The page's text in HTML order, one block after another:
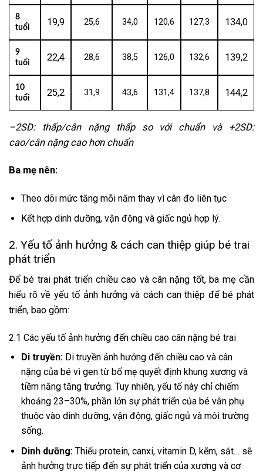
8
tuổi
19,9 25,6 34,0 120,6 127,3 134,0
9
tuổi
22,4 28,6 38,5 126,0 132,6 139,2
10
tuổi
25,2 31,9 43,6 131,4 137,8 144,2
–2SD: thấp/cân nặng thấp so với chuẩn và +2SD:
cao/cân nặng cao hơn chuẩn
Ba mẹ nên:
Theo dõi mức tăng mỗi năm thay vì cân đo liên tục
Kết hợp dinh dưỡng, vận động và giấc ngủ hợp lý.
2. Yếu tố ảnh hưởng & cách can thiệp giúp bé trai
phát triển
Để bé trai phát triển chiều cao và cân nặng tốt, ba mẹ cần
hiểu rõ về yếu tố ảnh hưởng và cách can thiệp để bé phát
triển, bao gồm:
2.1 Các yếu tố ảnh hưởng đến chiều cao cân nặng bé trai
Di truyền: Di truyền ảnh hưởng đến chiều cao và cân
nặng của bé vì gen từ bố mẹ quyết định khung xương và
tiềm năng tăng trưởng. Tuy nhiên, yếu tố này chỉ chiếm
khoảng 23–30%, phần lớn sự phát triển của bé vẫn phụ
thuộc vào dinh dưỡng, vận động, giấc ngủ và môi trường
sống.
Dinh dưỡng:Thiếu protein, canxi, vitamin D, kẽm, sắt… sẽ
ảnh hưởng trực tiếp đến sự phát triển của xương và cơ